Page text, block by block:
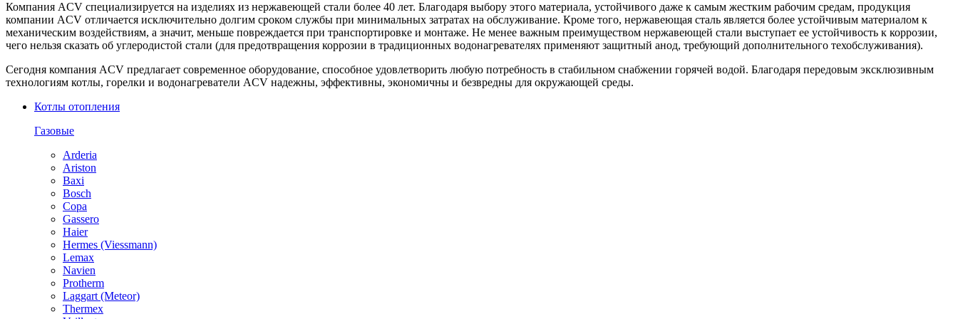
Компания ACV специализируется на изделиях из нержавеющей стали более 40 лет. Благодаря выбору этого материала, устойчивого даже к самым жестким рабочим средам, продукция
компании ACV отличается исключительно долгим сроком службы при минимальных затратах на обслуживание. Кроме того, нержавеющая сталь является более устойчивым материалом к
механическим воздействиям, а значит, меньше повреждается при транспортировке и монтаже. Не менее важным преимуществом нержавеющей стали выступает ее устойчивость к коррозии,
чего нельзя сказать об углеродистой стали (для предотвращения коррозии в традиционных водонагревателях применяют защитный анод, требующий дополнительного техобслуживания).
Сегодня компания ACV предлагает современное оборудование, способное удовлетворить любую потребность в стабильном снабжении горячей водой. Благодаря передовым эксклюзивным
технологиям котлы, горелки и водонагреватели ACV надежны, эффективны, экономичны и безвредны для окружающей среды.
Котлы отопления
Газовые
Arderia
Ariston
Baxi
Bosch
Copa
Gassero
Haier
Hermes (Viessmann)
Lemax
Navien
Protherm
Laggart (Meteor)
Thermex